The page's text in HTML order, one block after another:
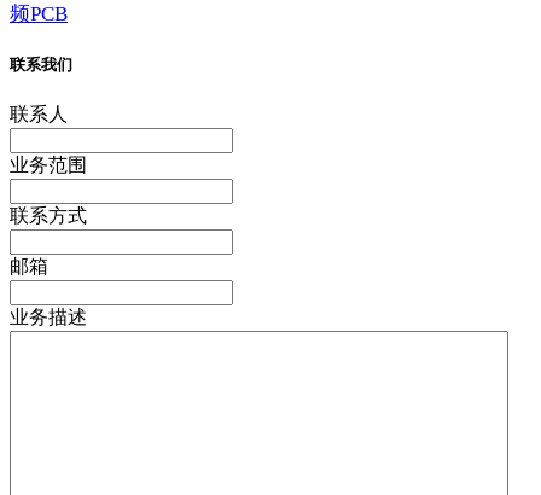
频PCB
联系我们
联系人
业务范围
联系方式
邮箱
业务描述